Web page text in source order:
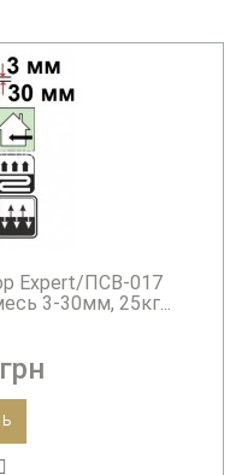
Expert/ПСВ-017
3-30мм, 25кг...